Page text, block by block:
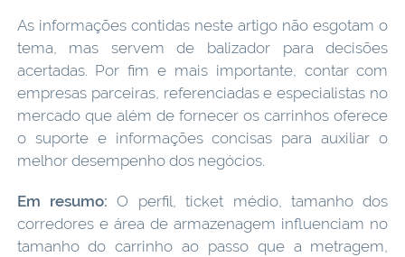
As informações contidas neste artigo não esgotam o
tema, mas servem de balizador para decisões
acertadas. Por fim e mais importante, contar com
empresas parceiras, referenciadas e especialistas no
mercado que além de fornecer os carrinhos oferece
o suporte e informações concisas para auxiliar o
melhor desempenho dos negócios.
Em resumo: O perfil, ticket médio, tamanho dos
corredores e área de armazenagem influenciam no
tamanho do carrinho ao passo que a metragem,